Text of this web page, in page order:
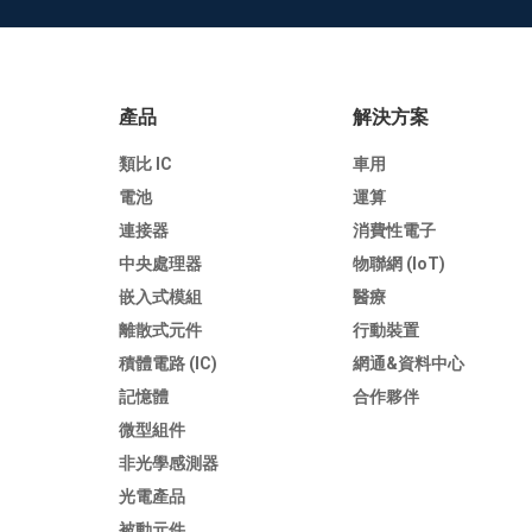
產品
類比 IC
電池
連接器
中央處理器
嵌入式模組
離散式元件
積體電路 (IC)
記憶體
微型組件
非光學感測器
光電產品
解決方案
車用
運算
消費性電子
物聯網 (IoT)
醫療
行動裝置
網通&資料中心
合作夥伴